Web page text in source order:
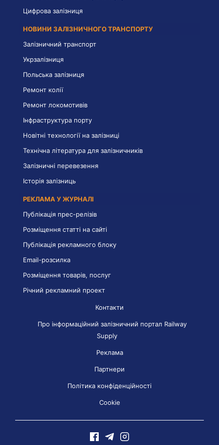
Цифрова залізниця
НОВИНИ ЗАЛІЗНИЧНОГО ТРАНСПОРТУ
Залізничний транспорт
Укрзалізниця
Польська залізниця
Ремонт колії
Ремонт локомотивів
Інфраструктура порту
Новітні технології на залізниці
Технічна література для залізничників
Залізничні перевезення
Історія залізниць
РЕКЛАМА У ЖУРНАЛІ
Публікація прес-релізів
Розміщення статті на сайті
Публікація рекламного блоку
Email-розсилка
Розміщення товарів, послуг
Річний рекламний проект
Контакти
Про інформаційний залізничний портал Railway
Supply
Реклама
Партнери
Політика конфіденційності
Cookie